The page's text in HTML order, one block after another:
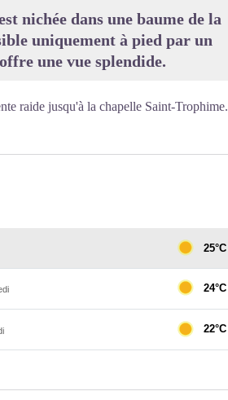
nichée dans une baume de la
uniquement à pied par un
une vue splendide.
raide jusqu'à la chapelle Saint-Trophime.